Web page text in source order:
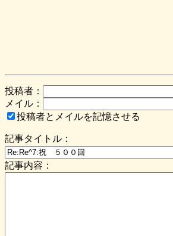
投稿者：
メイル：
投稿者とメイルを記憶させる
記事タイトル：
記事内容：